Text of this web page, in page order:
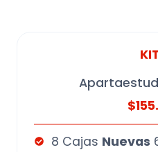
8 Cajas Nuevas